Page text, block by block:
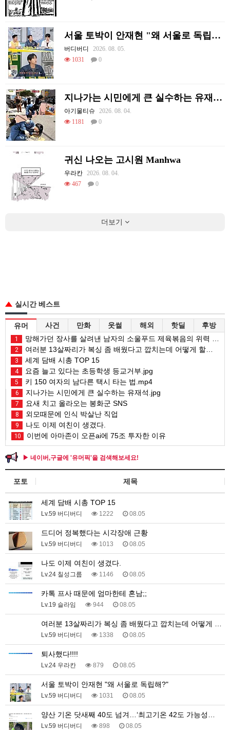
서울 토박이 안재현 "왜 서울로 독립해?"
버디버디
2026. 08. 05.
1031
0
지나가는 시민에게 큰 실수하는 유재석.jpg
아기물티슈
2026. 08. 04.
1181
0
귀신 나오는 고시원 Manhwa
우라칸
2026. 08. 04.
467
0
더보기
실시간 베스트
유머 사건 만화 웃썰 해외 핫딜 후방
1 망해가던 장사를 살려낸 남자의 소울푸드 제육볶음의 위력 ㅋㅋ
2 여러분 13살짜리가 복싱 좀 배웠다고 깝치는데 어떻게 할까요?
3 세계 담배 시총 TOP 15
4 요즘 늘고 있다는 초등학생 등교거부.jpg
5 키 150 여자의 남다른 택시 타는 법.mp4
6 지나가는 시민에게 큰 실수하는 유재석.jpg
7 요새 치고 올라오는 봉화군 SNS
8 외모때문에 인식 박살난 직업
9 나도 이제 여친이 생겼다.
10 이번에 아마존이 오픈ai에 75조 투자한 이유
▶ 네이버,구글에 '유머픽'을 검색해보세요!
포토 제목
세계 담배 시총 TOP 15
Lv.59 버디버디 1222 08.05
드디어 정복했다는 시각장애 근황
Lv.59 버디버디 1013 08.05
나도 이제 여친이 생겼다.
Lv.24 칠성그룹 1146 08.05
카톡 프사 때문에 엄마한테 혼남;;
Lv.19 슬라임 944 08.05
여러분 13살짜리가 복싱 좀 배웠다고 깝치는데 어떻게 …
Lv.59 버디버디 1338 08.05
퇴사했다!!!!
Lv.24 우라칸 879 08.05
서울 토박이 안재현 "왜 서울로 독립해?"
Lv.59 버디버디 1031 08.05
양산 기온 닷새째 40도 넘겨…‘최고기온 42도 가능성…
Lv.59 버디버디 898 08.05